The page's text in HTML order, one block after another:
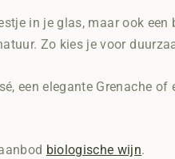
in je glas, maar ook
Zo kies je voor
een elegante Grenache
biologische wijn.